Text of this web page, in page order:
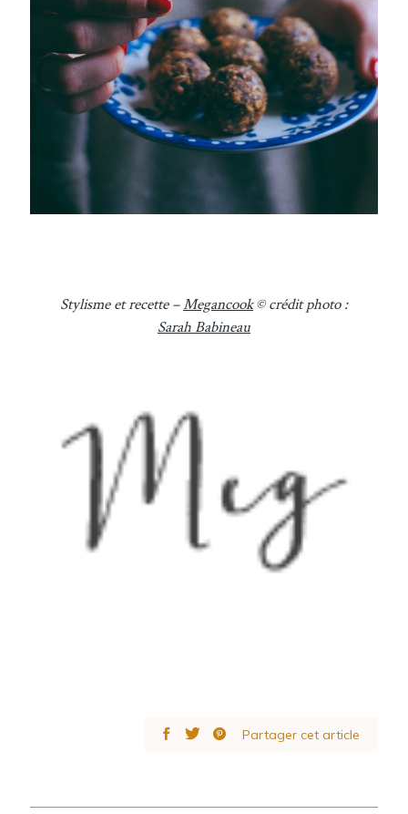
Stylisme et recette –Megancook© crédit photo :
Sarah Babineau
Partager cet article